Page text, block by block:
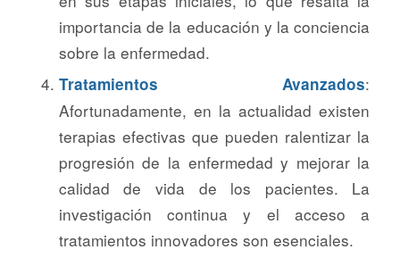
importancia de la educación y la conciencia
sobre la enfermedad.
Tratamientos Avanzados:
Afortunadamente, en la actualidad existen
terapias efectivas que pueden ralentizar la
progresión de la enfermedad y mejorar la
calidad de vida de los pacientes. La
investigación continua y el acceso a
tratamientos innovadores son esenciales.